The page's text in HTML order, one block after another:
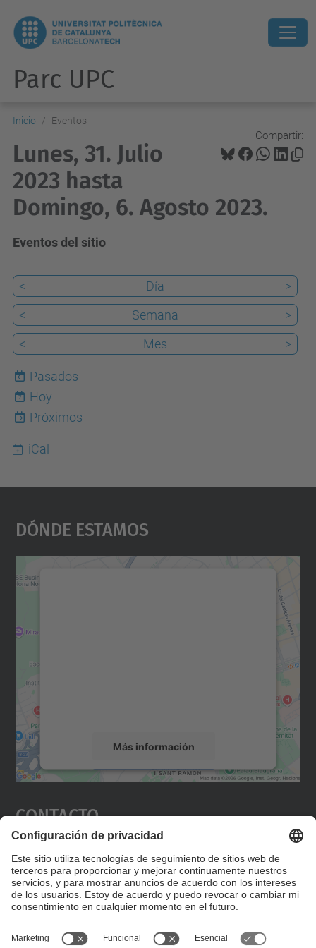
Parc UPC
Inicio Eventos
Compartir:
Lunes, 31. Julio
2023 hasta
Domingo, 6. Agosto 2023.
Eventos del sitio
< Día
>
<
Semana
>
<
Mes >
Pasados
7
Hoy
Próximos
iCal
Dónde Estamos
Más información
Aceptar
powered by
Contacto
Editad en la página "Contacto personalizado", que
encontraréis en la raíz de español, vuestros datos
personalizados de contacto.
Formulario de contacto